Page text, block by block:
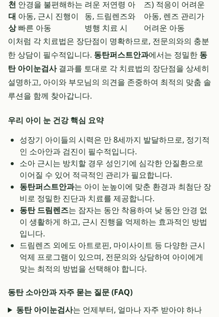
천
대
상
안경을 불편해하는
아동, 근시 진행이
빠른 아동
려운 저연령 아
동, 드림렌즈와
병행 치료 시
즈) 적응이 어려운
아동, 렌즈 관리가
어려운 아동
이처럼 각 치료법은 장단점이 명확하므로, 전문의와의 충분
한 상담이 필수적입니다. 동탄퍼스트안과에서는 정밀한 동
탄 아이눈검사결과를 토대로 각 치료법의 장단점을 상세히
설명하고, 아이와 부모님의 의견을 존중하여 최적의 맞춤 솔
루션을 함께 찾아갑니다.
우리 아이 눈 건강 핵심 요약
성장기 아이들의 시력은 만 8세까지 발달하므로, 정기적
인 소아안과 검진이 필수적입니다.
소아 근시는 방치할 경우 성인기에 심각한 안질환으로
이어질 수 있어 적극적인 관리가 필요합니다.
동탄퍼스트안과는 아이 눈높이에 맞춘 환경과 최첨단 장
비로 정밀한 진단과 치료를 제공합니다.
동탄 드림렌즈는 잠자는 동안 착용하여 낮 동안 안경 없
이 생활하게 하고, 근시 진행을 억제하는 효과적인 방법
입니다.
드림렌즈 외에도 아트로핀, 마이사이트 등 다양한 근시
억제 프로그램이 있으며, 전문의와 상담하여 아이에게
맞는 최적의 방법을 선택해야 합니다.
동탄 소아안과 자주 묻는 질문 (FAQ)
동탄 아이눈검사는 언제부터, 얼마나 자주 받아야 하나